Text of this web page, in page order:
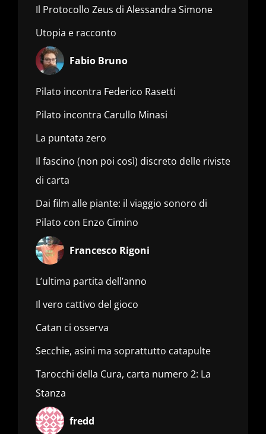
Il Protocollo Zeus di Alessandra Simone
Utopia e racconto
Fabio Bruno
Pilato incontra Federico Rasetti
Pilato incontra Carullo Minasi
La puntata zero
Il fascino (non poi così) discreto delle riviste
di carta
Dai film alle piante: il viaggio sonoro di
Pilato con Enzo Cimino
Francesco Rigoni
L’ultima partita dell’anno
Il vero cattivo del gioco
Catan ci osserva
Secchie, asini ma soprattutto catapulte
Tarocchi della Cura, carta numero 2: La
Stanza
fredd